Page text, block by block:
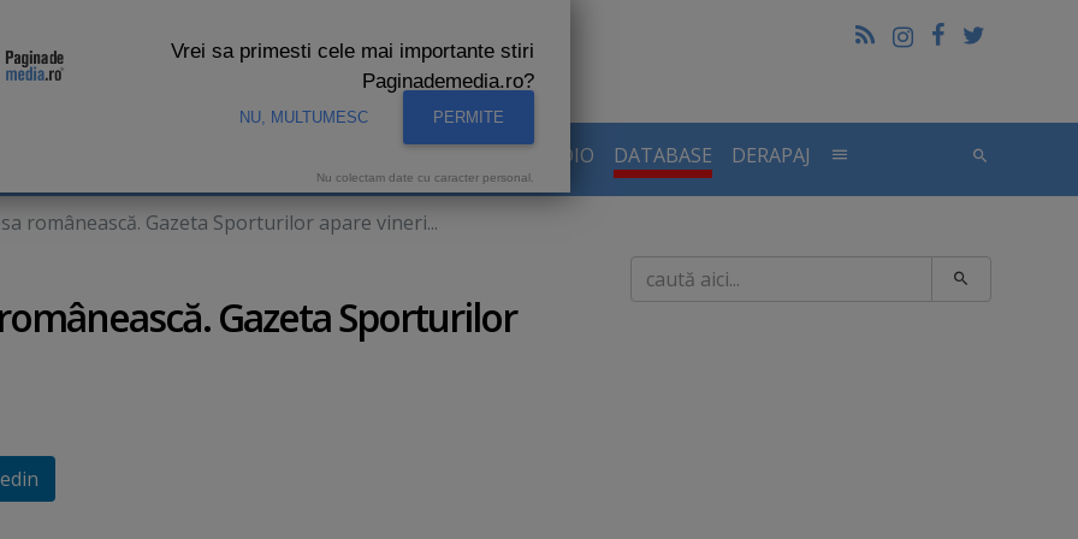
AUDIENTE RADIO DATABASE DERAPAJ
românească. Gazeta Sporturilor apare vineri...
Gazeta Sporturilor
Caută
Vrei sa primesti cele mai importante stiri
Paginademedia.ro?
NU, MULTUMESC PERMITE
Nu colectam date cu caracter personal.